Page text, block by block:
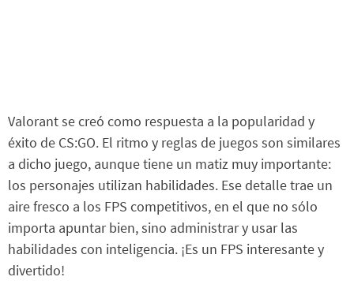
Valorant se creó como respuesta a la popularidad y
éxito de CS:GO. El ritmo y reglas de juegos son similares
a dicho juego, aunque tiene un matiz muy importante:
los personajes utilizan habilidades. Ese detalle trae un
aire fresco a los FPS competitivos, en el que no sólo
importa apuntar bien, sino administrar y usar las
habilidades con inteligencia. ¡Es un FPS interesante y
divertido!